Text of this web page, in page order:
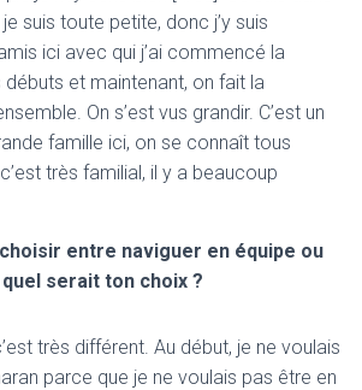
suis toute petite, donc j’y suis
ici avec qui j’ai commencé la
et maintenant, on fait la
On s’est vus grandir. C’est un
famille ici, on se connaît tous
très familial, il y a beaucoup
entre naviguer en équipe ou
serait ton choix ?
très différent. Au début, je ne voulais
parce que je ne voulais pas être en